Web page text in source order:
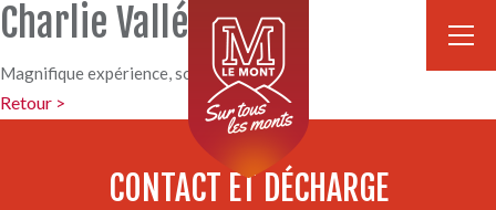
Charlie Vallée
Magnifique expérience, soirée parfaite!
Retour >
CONTACT ET DÉCHARGE